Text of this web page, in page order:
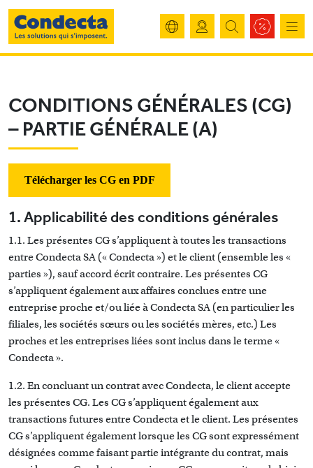
CONDITIONS GÉNÉRALES (CG)
– PARTIE GÉNÉRALE (A)
Télécharger les CG en PDF
1. Applicabilité des conditions générales
1.1. Les présentes CG s’appliquent à toutes les transactions
entre Condecta SA (« Condecta ») et le client (ensemble les «
parties »), sauf accord écrit contraire. Les présentes CG
s’appliquent également aux affaires conclues entre une
entreprise proche et/ou liée à Condecta SA (en particulier les
filiales, les sociétés sœurs ou les sociétés mères, etc.) Les
proches et les entreprises liées sont inclus dans le terme «
Condecta ».
1.2. En concluant un contrat avec Condecta, le client accepte
les présentes CG. Les CG s’appliquent également aux
transactions futures entre Condecta et le client. Les présentes
CG s’appliquent également lorsque les CG sont expressément
désignées comme faisant partie intégrante du contrat, mais